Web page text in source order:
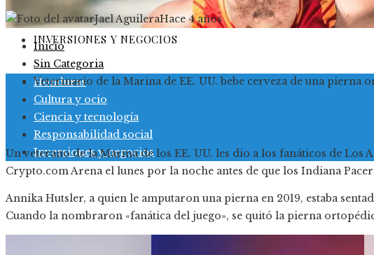
INVERSIONES Y NEGOCIOS
Honduras
Cultura y ocio
Ciencia y tecnología
Responsabilidad social
Inversiones y negocios
Jael AguileraHace 4 años
Inicio
Sin Categoria
Veterinario de la Marina de EE. UU. bebe cerveza de una pierna
Un veterano de la Marina de los EE. UU. les dio a los fanáticos de Los
Crypto.com Arena el lunes por la noche antes de que los Indiana
Annika Hutsler, a quien le amputaron una pierna en 2019, estaba
Cuando la nombraron «fanática del juego», se quitó la pierna